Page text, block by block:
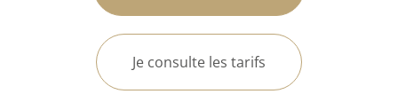
Je consulte les tarifs